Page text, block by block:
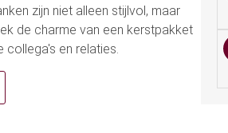
zijn niet alleen stijlvol, maar
de charme van een kerstpakket
collega's en relaties.